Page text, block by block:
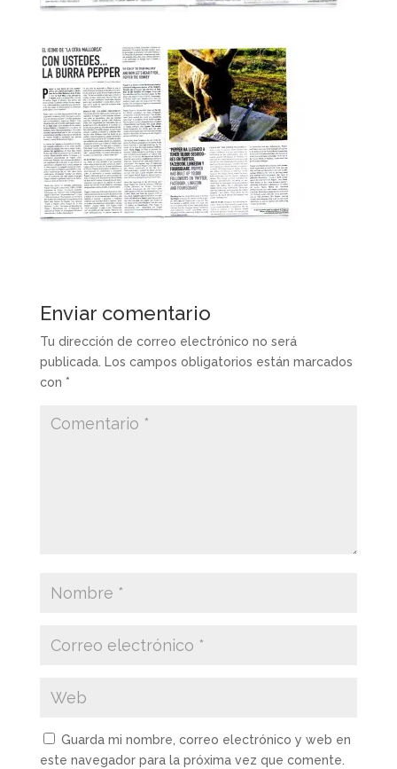
Enviar comentario
Tu dirección de correo electrónico no será
publicada. Los campos obligatorios están marcados
con *
Guarda mi nombre, correo electrónico y web en
este navegador para la próxima vez que comente.